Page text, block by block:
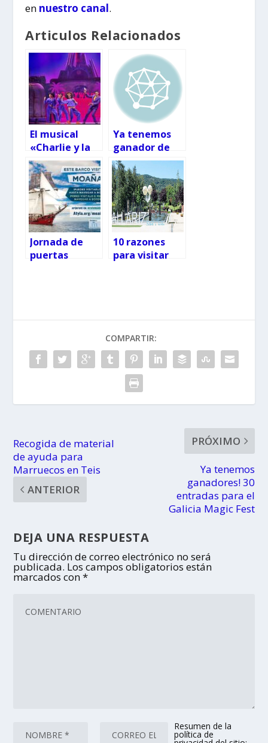
en nuestro canal.
Articulos Relacionados
El musical
«Charlie y la
fábrica de
chocolate»
cambia su
fecha para
enero
Ya tenemos
ganador de
las entradas
para el
musical
«Charlie y la
Fábrica de
Chocolate»
Jornada de
puertas
10 razones
para visitar
COMPARTIR:
Recogida de material
de ayuda para
Marruecos en Teis
ANTERIOR
PRÓXIMO
Ya tenemos
ganadores! 30
entradas para el
Galicia Magic Fest
DEJA UNA RESPUESTA
Tu dirección de correo electrónico no será
publicada. Los campos obligatorios están
marcados con*
Resumen de la
política de